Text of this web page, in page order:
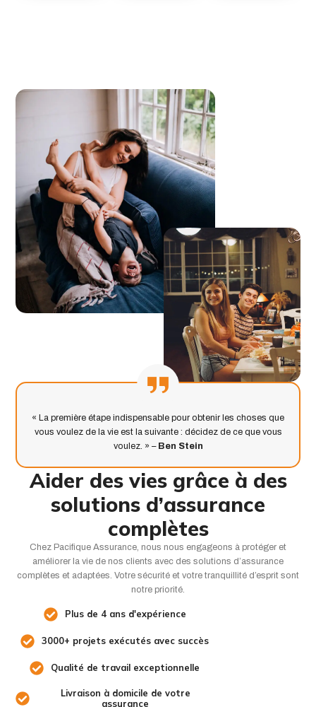
« La première étape indispensable pour obtenir les choses que
vous voulez de la vie est la suivante : décidez de ce que vous
voulez. » – Ben Stein
Aider des vies grâce à des
solutions d’assurance
complètes
Chez Pacifique Assurance, nous nous engageons à protéger et
améliorer la vie de nos clients avec des solutions d’assurance
complètes et adaptées. Votre sécurité et votre tranquillité d’esprit sont
notre priorité.
Plus de 4 ans d'expérience
3000+ projets exécutés avec succès
Qualité de travail exceptionnelle
Livraison à domicile de votre
assurance